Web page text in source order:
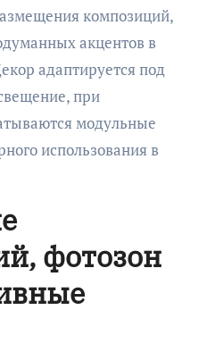
композиций,
акцентов в
адаптируется под
при
модульные
использования в
фотозон